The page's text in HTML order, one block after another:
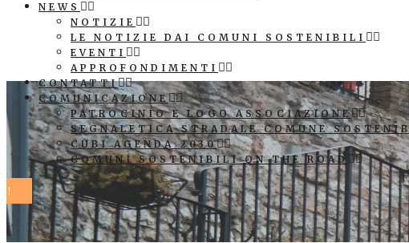
NEWS
NOTIZIE
LE NOTIZIE DAI COMUNI SOSTENIBILI
EVENTI
APPROFONDIMENTI
CONTATTI
COMUNICAZIONE
PATROCINIO E LOGO ASSOCIAZIONE
SEGNALETICA STRADALE COMUNE
CUBI AGENDA 2030
COMUNI SOSTENIBILI ON THE ROAD